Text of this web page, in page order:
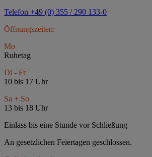
Telefon +49 (0) 355 / 290 133-0
Öffnungszeiten:
Mo
Ruhetag
Di - Fr
10 bis 17 Uhr
Sa + So
13 bis 18 Uhr
Einlass bis eine Stunde vor Schließung
An gesetzlichen Feiertagen geschlossen.